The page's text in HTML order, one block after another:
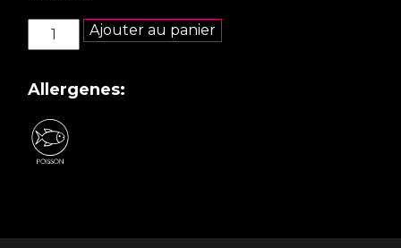
quantité
de
saumon
Ajouter au panier
Allergenes: